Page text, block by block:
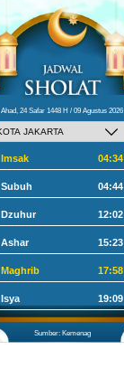
Ahad, 24 Safar 1448 H / 09 Agustus 2026
Imsak 04:34
Subuh 04:44
Dzuhur 12:02
Ashar 15:23
Maghrib 17:58
Isya 19:09
Sumber: Kemenag